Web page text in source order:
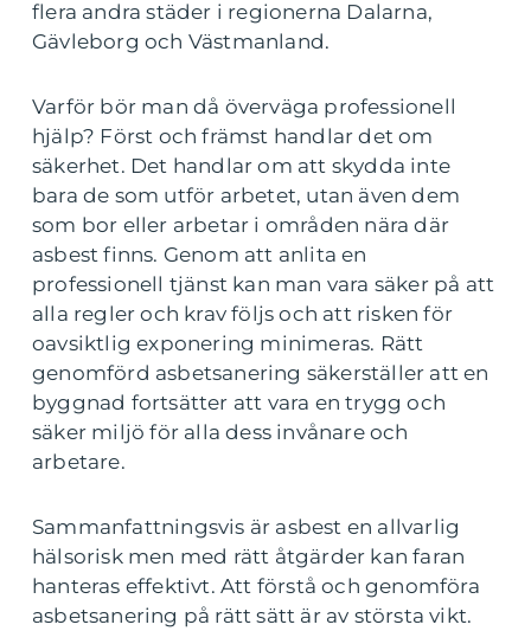
flera andra städer i regionerna Dalarna,
Gävleborg och Västmanland.
Varför bör man då överväga professionell
hjälp? Först och främst handlar det om
säkerhet. Det handlar om att skydda inte
bara de som utför arbetet, utan även dem
som bor eller arbetar i områden nära där
asbest finns. Genom att anlita en
professionell tjänst kan man vara säker på att
alla regler och krav följs och att risken för
oavsiktlig exponering minimeras. Rätt
genomförd asbetsanering säkerställer att en
byggnad fortsätter att vara en trygg och
säker miljö för alla dess invånare och
arbetare.
Sammanfattningsvis är asbest en allvarlig
hälsorisk men med rätt åtgärder kan faran
hanteras effektivt. Att förstå och genomföra
asbetsanering på rätt sätt är av största vikt.